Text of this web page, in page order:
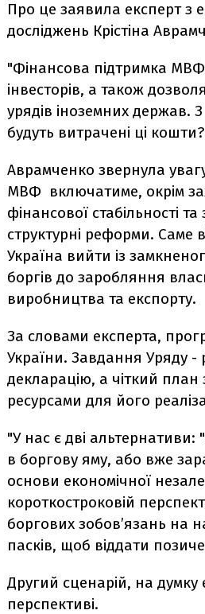
Про це заявила експерт з
досліджень Крістіна
"Фінансова підтримка
інвесторів, а також
урядів іноземних держав.
будуть витрачені ці
Аврамченко звернула
МВФ включатиме, окрім
фінансової стабільності
структурні реформи. Саме
Україна вийти із
боргів до заробляння
виробництва та експорту.
За словами експерта,
України. Завдання Уряду -
декларацію, а чіткий
ресурсами для його
"У нас є дві альтернативи:
в боргову яму, або вже
основи економічної
короткостроковій
боргових зобов’язань на
пасків, щоб віддати
Другий сценарій, на думку
перспективі.